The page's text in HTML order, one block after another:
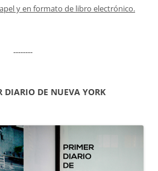
y en formato de libro electrónico.
--------
DIARIO DE NUEVA YORK